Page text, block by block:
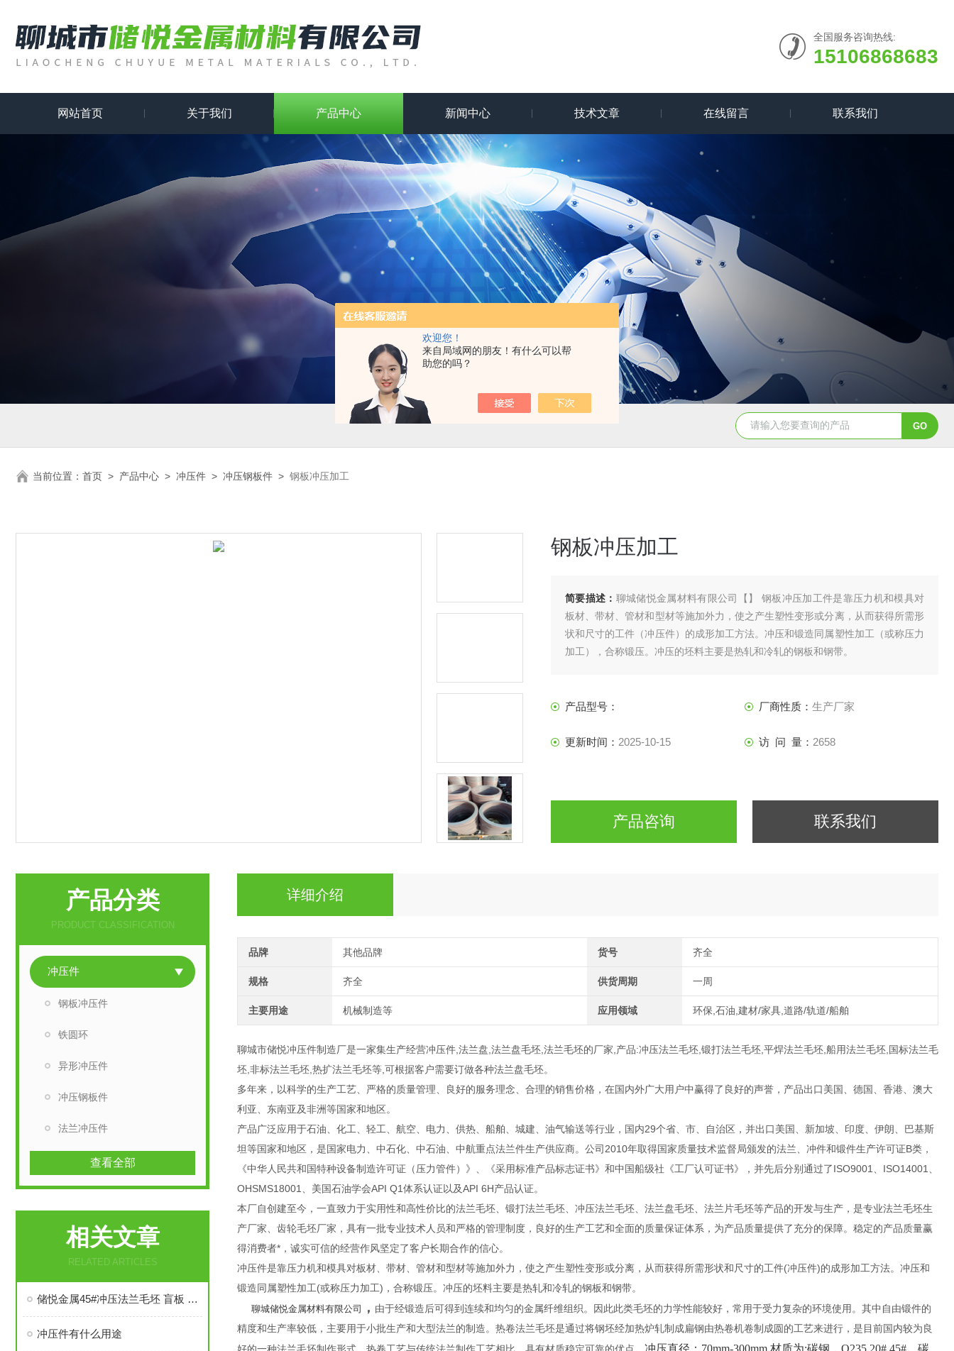
欢迎您！
来自局域网的朋友！有什么可以帮
助您的吗？
全国服务咨询热线:
15106868683
网站首页 关于我们 产品中心 新闻中心 技术文章 在线留言 联系我们
当前位置： 首页 > 产品中心 > 冲压件 > 冲压钢板件 > 钢板冲压加工
钢板冲压加工
简要描述： 聊城储悦金属材料有限公司【】 钢板冲压加工件是靠压力机和模具对
板材、带材、管材和型材等施加外力，使之产生塑性变形或分离，从而获得所需形
状和尺寸的工件（冲压件）的成形加工方法。冲压和锻造同属塑性加工（或称压力
加工），合称锻压。冲压的坯料主要是热轧和冷轧的钢板和钢带。
产品型号： 厂商性质： 生产厂家
更新时间： 2025-10-15 访 问 量： 2658
产品咨询 联系我们
详细介绍
品牌 其他品牌 货号 齐全
规格 齐全 供货周期 一周
主要用途 机械制造等 应用领域 环保,石油,建材/家具,道路/轨道/船舶
聊城市储悦冲压件制造厂是一家集生产经营冲压件,法兰盘,法兰盘毛坯,法兰毛坯的厂家,产品:冲压法兰毛坯,锻打法兰毛坯,平焊法兰毛坯,船用法兰毛坯,国标法兰毛
坯,非标法兰毛坯,热扩法兰毛坯等,可根据客户需要订做各种法兰盘毛坯。
多年来，以科学的生产工艺、严格的质量管理、良好的服务理念、合理的销售价格，在国内外广大用户中赢得了良好的声誉，产品出口美国、德国、香港、澳大
利亚、东南亚及非洲等国家和地区。
产品广泛应用于石油、化工、轻工、航空、电力、供热、船舶、城建、油气输送等行业，国内29个省、市、自治区，并出口美国、新加坡、印度、伊朗、巴基斯
坦等国家和地区，是国家电力、中石化、中石油、中航重点法兰件生产供应商。公司2010年取得国家质量技术监督局颁发的法兰、冲件和锻件生产许可证B类，
《中华人民共和国特种设备制造许可证（压力管件）》、《采用标准产品标志证书》和中国船级社《工厂认可证书》，并先后分别通过了ISO9001、ISO14001、
OHSMS18001、美国石油学会API Q1体系认证以及API 6H产品认证。
本厂自创建至今，一直致力于实用性和高性价比的法兰毛坯、锻打法兰毛坯、冲压法兰毛坯、法兰盘毛坯、法兰片毛坯等产品的开发与生产，是专业法兰毛坯生
产厂家、齿轮毛坯厂家，具有一批专业技术人员和严格的管理制度，良好的生产工艺和全面的质量保证体系，为产品质量提供了充分的保障。稳定的产品质量赢
得消费者*，诚实可信的经营作风坚定了客户长期合作的信心。
冲压件是靠压力机和模具对板材、带材、管材和型材等施加外力，使之产生塑性变形或分离，从而获得所需形状和尺寸的工件(冲压件)的成形加工方法。冲压和
锻造同属塑性加工(或称压力加工)，合称锻压。冲压的坯料主要是热轧和冷轧的钢板和钢带。
聊城储悦金属材料有限公司 ， 由于经锻造后可得到连续和均匀的金属纤维组织。因此此类毛坯的力学性能较好，常用于受力复杂的环境使用。其中自由锻件的
精度和生产率较低，主要用于小批生产和大型法兰的制造。热卷法兰毛坯是通过将钢坯经加热炉轧制成扁钢由热卷机卷制成圆的工艺来进行，是目前国内较为良
冲压直径：70mm-300mm,材质为:碳钢，Q235,20#,45#。碳
产品分类
PRODUCT CLASSIFICATION
冲压件
钢板冲压件
铁圆环
异形冲压件
冲压钢板件
法兰冲压件
查看全部
相关文章
RELATED ARTICLES
储悦金属45#冲压法兰毛坯 盲板 异形件加工定制 交货快
冲压件有什么用途